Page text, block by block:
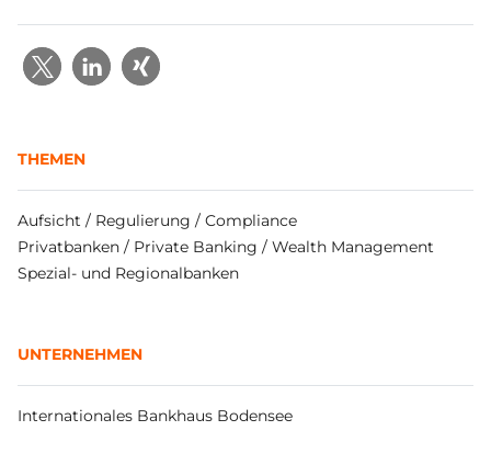
THEMEN
Aufsicht / Regulierung / Compliance
Privatbanken / Private Banking / Wealth Management
Spezial- und Regionalbanken
UNTERNEHMEN
Internationales Bankhaus Bodensee